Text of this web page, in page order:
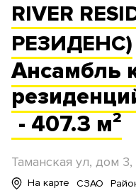
RIVER
РЕЗИДЕНС)
Ансамбль
- 407.3 м²
Таманская ул, дом
На карте СЗАО